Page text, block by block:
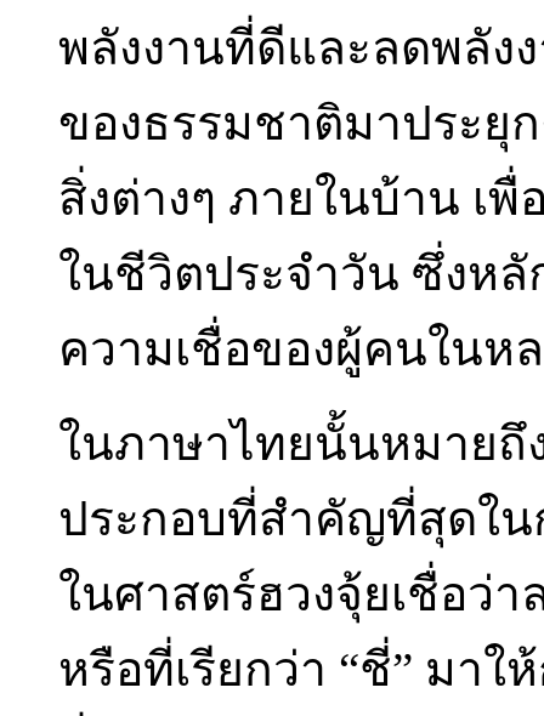
พลังงานที่ดีและลดพลัง
ของธรรมชาติมาประยุ
สิ่งต่างๆ ภายในบ้าน เ
ในชีวิตประจำวัน ซึ่งห
ความเชื่อของผู้คนในห
ในภาษาไทยนั้นหมายถึ
ประกอบที่สำคัญที่สุดใ
ในศาสตร์ฮวงจุ้ยเชื่อว่
หรือที่เรียกว่า “ชี่” มา